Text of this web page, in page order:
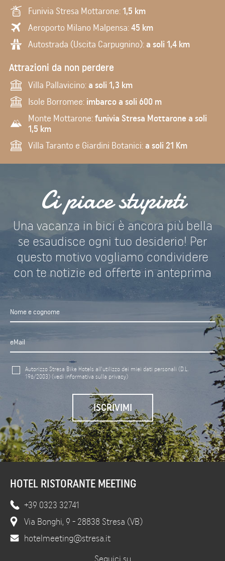
Funivia Stresa Mottarone:1,5 km
Aeroporto Milano Malpensa:45 km
Autostrada (Uscita Carpugnino):a soli 1,4 km
Attrazioni da non perdere
Villa Pallavicino:a soli 1,3 km
Isole Borromee: imbarco a soli 600 m
Monte Mottarone:funivia Stresa Mottarone a soli
1,5 km
Villa Taranto e Giardini Botanici:a soli 21 Km
Ci piace stupirti
Una vacanza in bici è ancora più bella
se esaudisce ogni tuo desiderio! Per
questo motivo vogliamo condividere
con te notizie ed offerte in anteprima
Autorizzo Stresa Bike Hotels all'utilizzo dei miei dati personali (D.L.
196/2003) (vedi informativa sulla privacy)
HOTEL RISTORANTE MEETING
+39 0323 32741
Via Bonghi, 9 - 28838 Stresa (VB)
hotelmeeting@stresa.it
Seguici su